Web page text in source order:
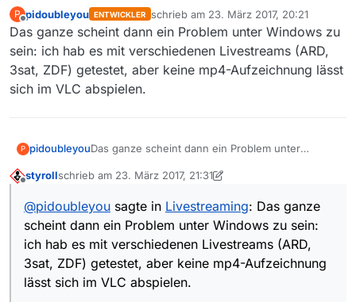
P pidoubleyou ENTWICKLER schrieb am 23. März 2017, 20:21
zuletzt editiert von
Das ganze scheint dann ein Problem unter Windows zu
sein: ich hab es mit verschiedenen Livestreams (ARD,
3sat, ZDF) getestet, aber keine mp4-Aufzeichnung lässt
sich im VLC abspielen.
P pidoubleyouDas ganze scheint dann ein Problem unter
Livestreams (ARD, 3sat, ZDF) getestet, aber keine
styrollschrieb am 23. März 2017, 21:31
zuletzt editiert von styroll
@pidoubleyou sagte in Livestreaming: Das ganze
scheint dann ein Problem unter Windows zu sein:
ich hab es mit verschiedenen Livestreams (ARD,
3sat, ZDF) getestet, aber keine mp4-Aufzeichnung
lässt sich im VLC abspielen.